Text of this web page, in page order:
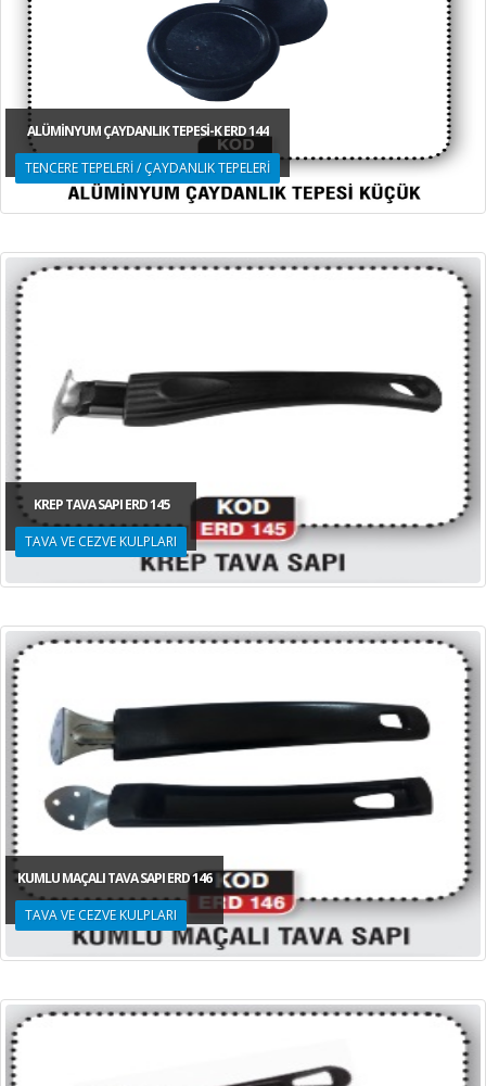
ALÜMİNYUM ÇAYDANLIK TEPESİ-K ERD 144
TENCERE TEPELERİ / ÇAYDANLIK TEPELERİ
KREP TAVA SAPI ERD 145
TAVA VE CEZVE KULPLARI
KUMLU MAÇALI TAVA SAPI ERD 146
TAVA VE CEZVE KULPLARI